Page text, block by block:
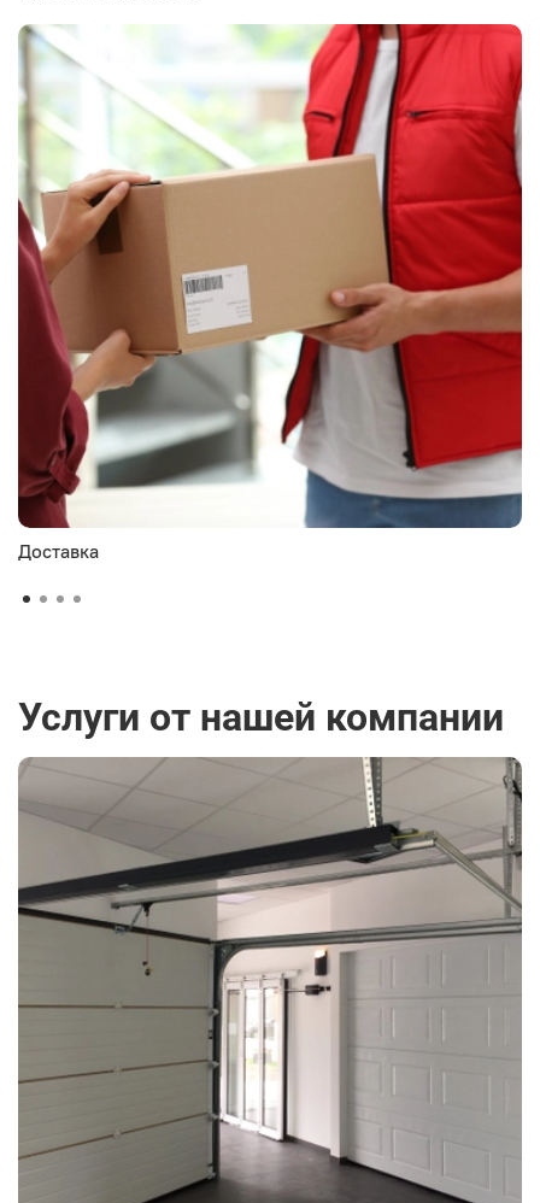
Доставка
Услуги от нашей компании